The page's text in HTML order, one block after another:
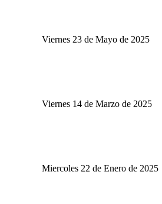
Viernes 23 de Mayo de 2025
Viernes 14 de Marzo de 2025
Miercoles 22 de Enero de 2025